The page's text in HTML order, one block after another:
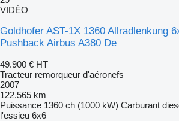
VIDÉO
Goldhofer AST-1X 1360 Allradlenkung
Pushback Airbus A380 De
49.900 € HT
Tracteur remorqueur d'aéronefs
2007
122.565 km
Puissance 1360 ch (1000 kW) Carburant
l'essieu 6x6